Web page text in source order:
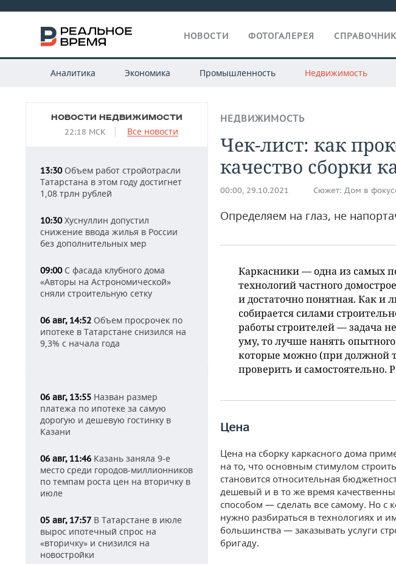
НОВОСТИ ФОТОГАЛЕРЕЯ СПРАВОЧНИК
Аналитика Экономика Промышленность Недвижимость
НОВОСТИ НЕДВИЖИМОСТИ
22:18 МСК Все новости
13:30Объем работ стройотрасли
Татарстана в этом году достигнет
1,08 трлн рублей
10:30Хуснуллин допустил
снижение ввода жилья в России
без дополнительных мер
09:00С фасада клубного дома
«Авторы на Астрономической»
сняли строительную сетку
06 авг, 14:52 Объем просрочек по
ипотеке в Татарстане снизился на
9,3% с начала года
06 авг, 13:55 Назван размер
платежа по ипотеке за самую
дорогую и дешевую гостинку в
Казани
06 авг, 11:46 Казань заняла 9-е
место среди городов-миллионников
по темпам роста цен на вторичку в
июле
05 авг, 17:57 В Татарстане в июле
вырос ипотечный спрос на
«вторичку» и снизился на
новостройки
НЕДВИЖИМОСТЬ
Чек-лист: как
качество сборки
00:00, 29.10.2021 Сюжет: Дом в
Определяем на глаз, не
Каркасники — одна из самых
технологий частного
и достаточно понятная. Как и
собирается силами
работы строителей — задача
уму, то лучше нанять
которые можно (при должной
проверить и самостоятельно.
Цена
Цена на сборку каркасного дома
на то, что основным стимулом
становится относительная
дешевый и в то же время
способом — сделать все самому. Но с
нужно разбираться в технологиях и
большинства — заказывать услуги
бригаду.